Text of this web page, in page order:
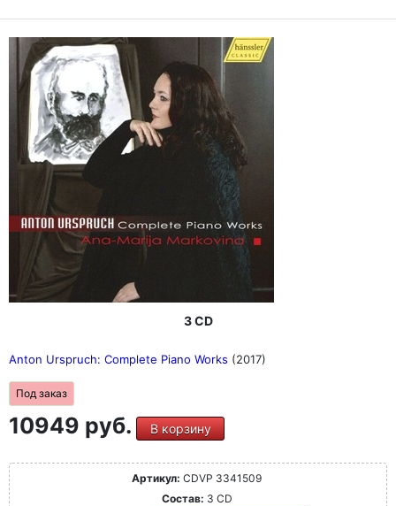
3 CD
Anton Urspruch: Complete Piano Works (2017)
Под заказ
10949 руб. В корзину
Артикул: CDVP 3341509
Состав: 3 CD